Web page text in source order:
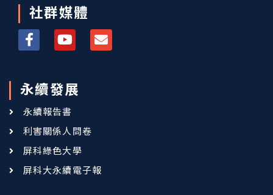
社群媒體
永續發展
永續報告書
利害關係人問卷
屏科綠色大學
屏科大永續電子報